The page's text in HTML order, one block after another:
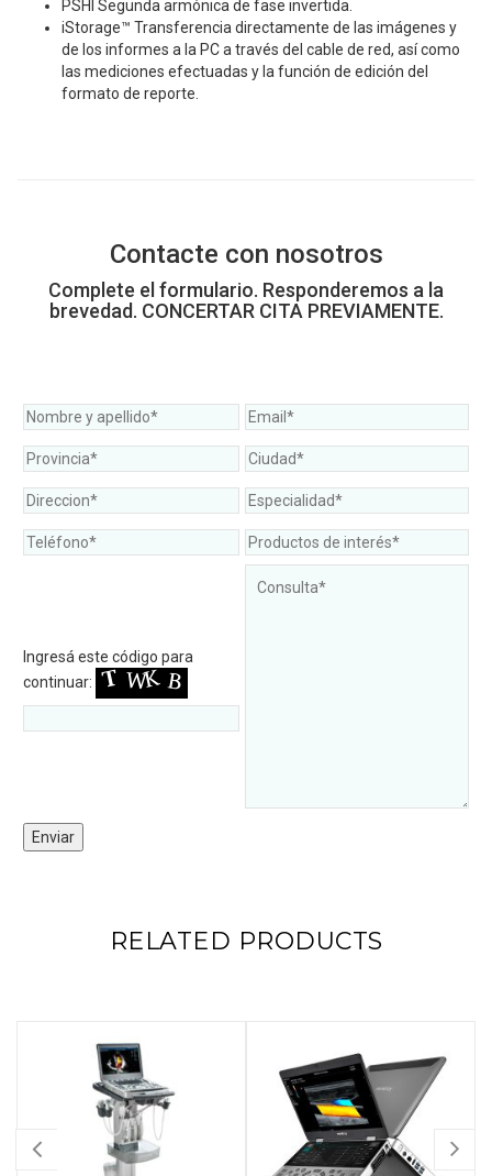
PSHI Segunda armónica de fase invertida.
iStorage™ Transferencia directamente de las imágenes y
de los informes a la PC a través del cable de red, así como
las mediciones efectuadas y la función de edición del
formato de reporte.
Contacte con nosotros
Complete el formulario. Responderemos a la
brevedad. CONCERTAR CITA PREVIAMENTE.
Ingresá este código para
continuar:
RELATED PRODUCTS